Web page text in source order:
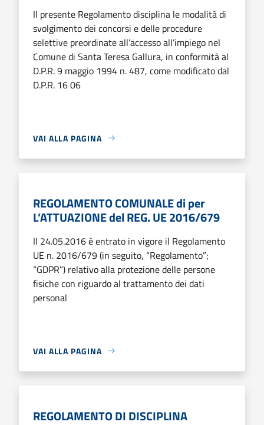
Il presente Regolamento disciplina le modalità di
svolgimento dei concorsi e delle procedure
selettive preordinate all’accesso all’impiego nel
Comune di Santa Teresa Gallura, in conformità al
D.P.R. 9 maggio 1994 n. 487, come modificato dal
D.P.R. 16 06
VAI ALLA PAGINA
REGOLAMENTO COMUNALE di per
L’ATTUAZIONE del REG. UE 2016/679
Il 24.05.2016 è entrato in vigore il Regolamento
UE n. 2016/679 (in seguito, “Regolamento”;
“GDPR”) relativo alla protezione delle persone
fisiche con riguardo al trattamento dei dati
personal
VAI ALLA PAGINA
REGOLAMENTO DI DISCIPLINA